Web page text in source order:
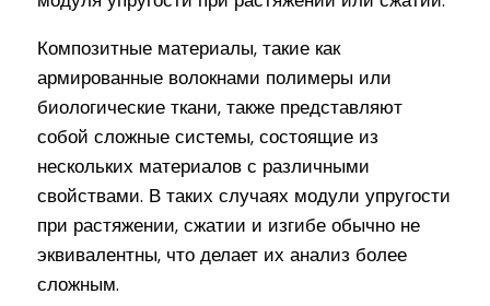
Композитные материалы, такие как
армированные волокнами полимеры или
биологические ткани, также представляют
собой сложные системы, состоящие из
нескольких материалов с различными
свойствами. В таких случаях модули упругости
при растяжении, сжатии и изгибе обычно не
эквивалентны, что делает их анализ более
сложным.